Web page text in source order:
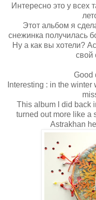
Интересно это у всех
Этот альбом я
снежинка получилась
Ну а как вы хотели?
свой
Good
Interesting : in the
This album I did back
turned out more like a
Astrakhan